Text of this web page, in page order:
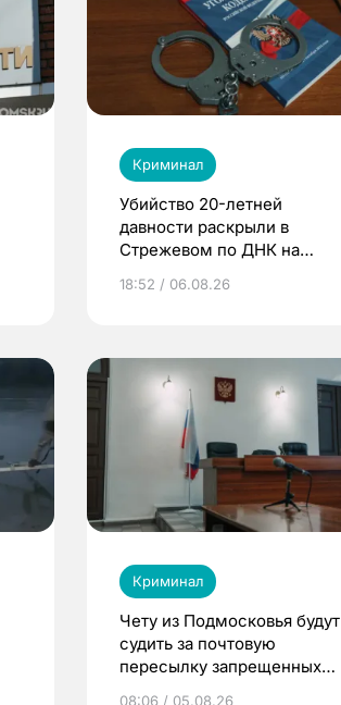
Криминал
Убийство 20-летней
давности раскрыли в
Стрежевом по ДНК на
18:52 / 06.08.26
Криминал
Чету из Подмосковья будут
судить за почтовую
пересылку запрещенных
08:06 / 05.08.26